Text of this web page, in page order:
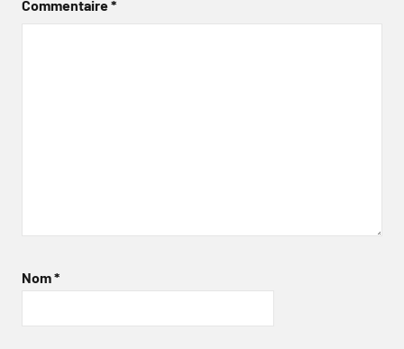
Commentaire*
Nom*